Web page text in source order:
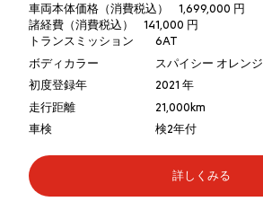
車両本体価格（消費税込）
1,699,000 円
諸経費（消費税込）
141,000 円
トランスミッション
6AT
ボディカラー
スパイシー オレンジ
初度登録年
2021 年
走行距離
21,000km
車検
検2年付
詳しくみる